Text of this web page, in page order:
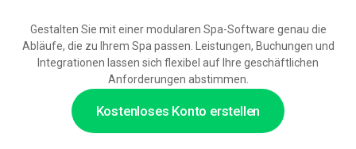
Kostenloses Konto erstellen
Gestalten Sie mit einer modularen Spa-Software genau die
Abläufe, die zu Ihrem Spa passen. Leistungen, Buchungen und
Integrationen lassen sich flexibel auf Ihre geschäftlichen
Anforderungen abstimmen.